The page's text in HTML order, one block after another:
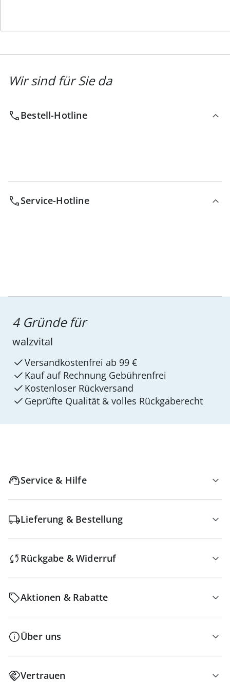
Wir sind für Sie da
Bestell-Hotline
Service-Hotline
4 Gründe für
walzvital
Versandkostenfrei ab 99 €
Kauf auf Rechnung Gebührenfrei
Kostenloser Rückversand
Geprüfte Qualität & volles Rückgaberecht
Service & Hilfe
Lieferung & Bestellung
Rückgabe & Widerruf
Aktionen & Rabatte
Über uns
Vertrauen